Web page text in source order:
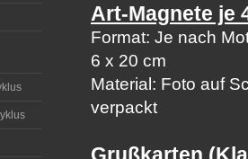
Art-Magnete je
Format: Je nach
6 x 20 cm
Material: Foto auf
verpackt